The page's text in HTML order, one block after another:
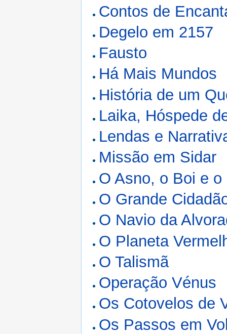
Contos de
Degelo em 2157
Fausto
Há Mais Mundos
História de um
Laika, Hóspede
Lendas e
Missão em Sidar
O Asno, o Boi e o
O Grande
O Navio da
O Planeta
O Talismã
Operação Vénus
Os Cotovelos de
Os Passos em